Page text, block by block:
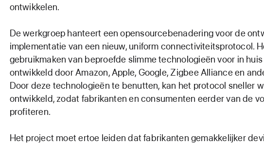
ontwikkelen.
De werkgroep hanteert een opensourcebenadering voor de
implementatie van een nieuw, uniform connectiviteitsprotocol.
gebruikmaken van beproefde slimme technologieën voor in
ontwikkeld door Amazon, Apple, Google, Zigbee Alliance en
Door deze technologieën te benutten, kan het protocol sneller
ontwikkeld, zodat fabrikanten en consumenten eerder van de
profiteren.
Het project moet ertoe leiden dat fabrikanten gemakkelijker